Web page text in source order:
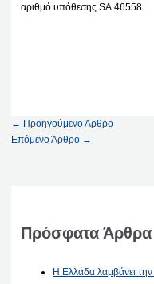
αριθμό υπόθεσης SA.46558.
← Προηγούμενο Άρθρο
Επόμενο Άρθρο →
Πρόσφατα Άρθρα
Η Ελλάδα λαμβάνει